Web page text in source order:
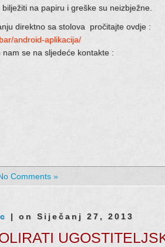
na papiru i greške su neizbježne.
direktno sa stolova pročitajte ovdje :
android-aplikacija/
se na sljedeće kontakte :
Comments »
| on Siječanj 27, 2013